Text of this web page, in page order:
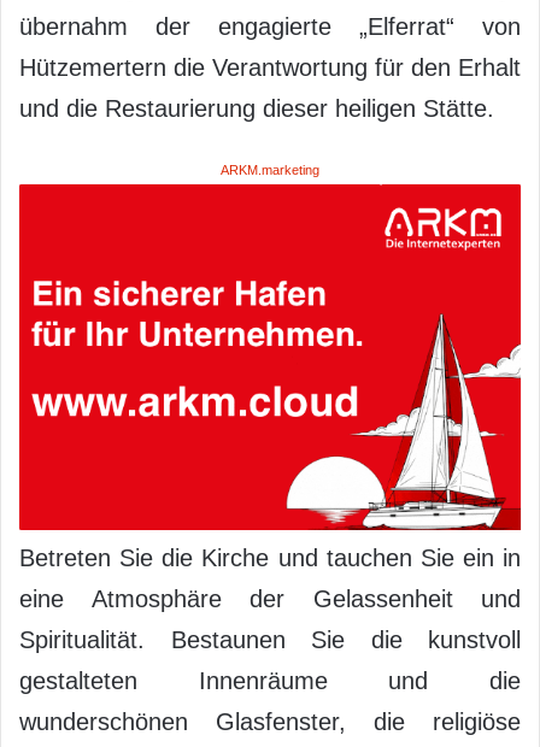
übernahm der engagierte „Elferrat“ von
Hützemertern die Verantwortung für den Erhalt
und die Restaurierung dieser heiligen Stätte.
ARKM.marketing
Betreten Sie die Kirche und tauchen Sie ein in
eine Atmosphäre der Gelassenheit und
Spiritualität. Bestaunen Sie die kunstvoll
gestalteten Innenräume und die
wunderschönen Glasfenster, die religiöse